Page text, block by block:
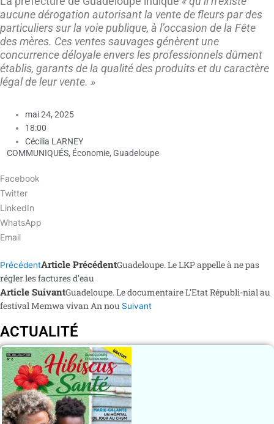
aucune dérogation autorisant la vente de fleurs par des
particuliers sur la voie publique, à l’occasion de la Fête
des mères. Ces ventes sauvages génèrent une
concurrence déloyale envers les professionnels dûment
établis, garants de la qualité des produits et du caractère
légal de leur vente. »
mai 24, 2025
18:00
Cécilia LARNEY
COMMUNIQUÉS, Économie, Guadeloupe
Facebook
Twitter
LinkedIn
WhatsApp
Email
PrécédentArticle PrécédentGuadeloupe. Le LKP appelle à ne pas
régler les factures d’eau
Article SuivantGuadeloupe. Le documentaire L’Etat Républi-nial au
festival Memwa vivan An nou Suivant
ACTUALITÉ